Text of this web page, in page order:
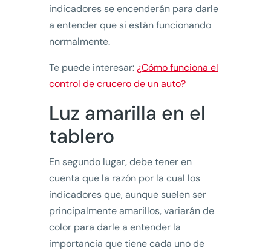
indicadores se encenderán para darle
a entender que si están funcionando
normalmente.
Te puede interesar:¿Cómo funciona el
control de crucero de un auto?
Luz amarilla en el
tablero
En segundo lugar, debe tener en
cuenta que la razón por la cual los
indicadores que, aunque suelen ser
principalmente amarillos, variarán de
color para darle a entender la
importancia que tiene cada uno de